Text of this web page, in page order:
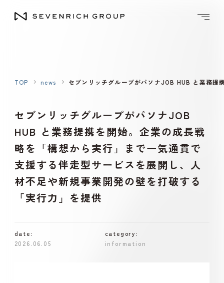
TOP news セブンリッチグループがパソナJOB HUB と業務提
セブンリッチグループがパソナJOB
HUB と業務提携を開始。企業の成長戦
略を「構想から実行」まで一気通貫で
支援する伴走型サービスを展開し、人
材不足や新規事業開発の壁を打破する
「実行力」を提供
date:
2026.06.05
category:
information